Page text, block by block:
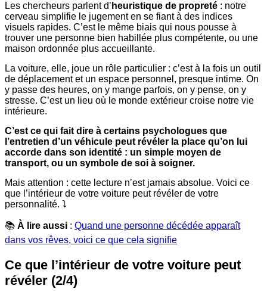
Les chercheurs parlent d’ heuristique de propreté : notre
cerveau simplifie le jugement en se fiant à des indices
visuels rapides. C’est le même biais qui nous pousse à
trouver une personne bien habillée plus compétente, ou une
maison ordonnée plus accueillante.
La voiture, elle, joue un rôle particulier : c’est à la fois un outil
de déplacement et un espace personnel, presque intime. On
y passe des heures, on y mange parfois, on y pense, on y
stresse. C’est un lieu où le monde extérieur croise notre vie
intérieure.
C’est ce qui fait dire à certains psychologues que
l’entretien d’un véhicule peut révéler la place qu’on lui
accorde dans son identité : un simple moyen de
transport, ou un symbole de soi à soigner.
Mais attention : cette lecture n’est jamais absolue. Voici ce
que l’intérieur de votre voiture peut révéler de votre
personnalité. ⤵️
📚 À lire aussi : Quand une personne décédée apparaît
dans vos rêves, voici ce que cela signifie
Ce que l’intérieur de votre voiture peut
révéler (2/4)